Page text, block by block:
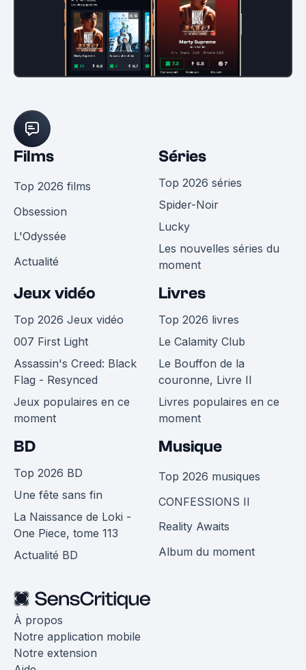
Films
Top 2026 films
Obsession
L'Odyssée
Actualité
Séries
Top 2026 séries
Spider-Noir
Lucky
Les nouvelles séries du
moment
Jeux vidéo
Top 2026 Jeux vidéo
007 First Light
Assassin's Creed: Black
Flag - Resynced
Jeux populaires en ce
moment
Livres
Top 2026 livres
Le Calamity Club
Le Bouffon de la
couronne, Livre II
Livres populaires en ce
moment
BD
Top 2026 BD
Une fête sans fin
La Naissance de Loki -
One Piece, tome 113
Actualité BD
Musique
Top 2026 musiques
CONFESSIONS II
Reality Awaits
Album du moment
À propos
Notre application mobile
Notre extension